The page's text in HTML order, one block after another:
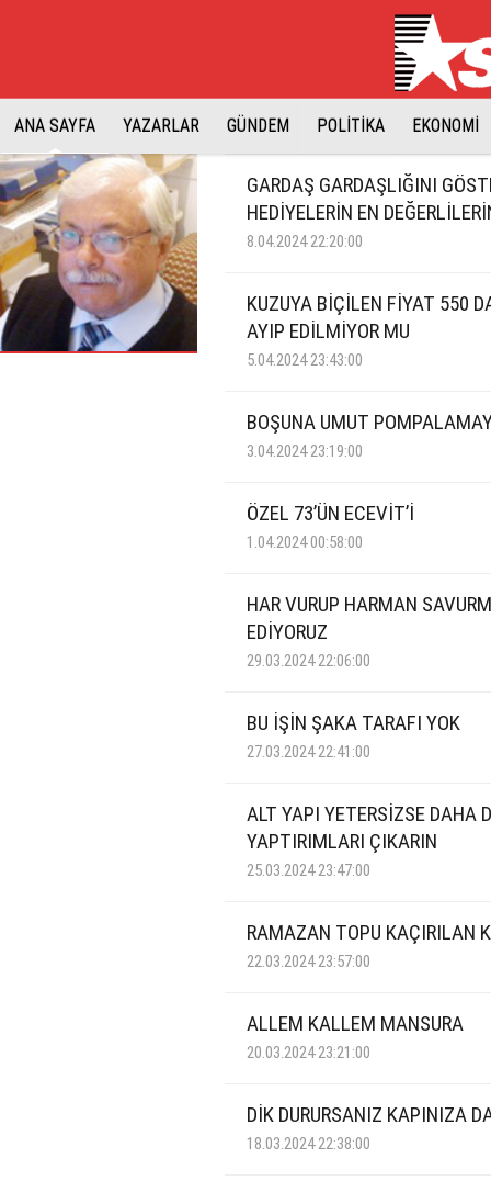
ANA SAYFA YAZARLAR GÜNDEM POLİTİKA EKONOMİ
GARDAŞ GARDAŞLIĞINI
HEDİYELERİN EN
8.04.2024 22:20:00
KUZUYA BİÇİLEN FİYAT 550
AYIP EDİLMİYOR MU
5.04.2024 23:43:00
BOŞUNA UMUT
3.04.2024 23:19:00
ÖZEL 73’ÜN ECEVİT’İ
1.04.2024 00:58:00
HAR VURUP HARMAN
EDİYORUZ
29.03.2024 22:06:00
BU İŞİN ŞAKA TARAFI YOK
27.03.2024 22:41:00
ALT YAPI YETERSİZSE DAHA
YAPTIRIMLARI ÇIKARIN
25.03.2024 23:47:00
RAMAZAN TOPU KAÇIRILAN
22.03.2024 23:57:00
ALLEM KALLEM MANSURA
20.03.2024 23:21:00
DİK DURURSANIZ KAPINIZA
18.03.2024 22:38:00